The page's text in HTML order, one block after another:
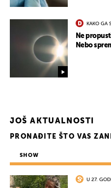
KAKO GA
Ne
Nebo
JOŠ AKTUALNOSTI
PRONAĐITE ŠTO VAS
SHOW
U 27.